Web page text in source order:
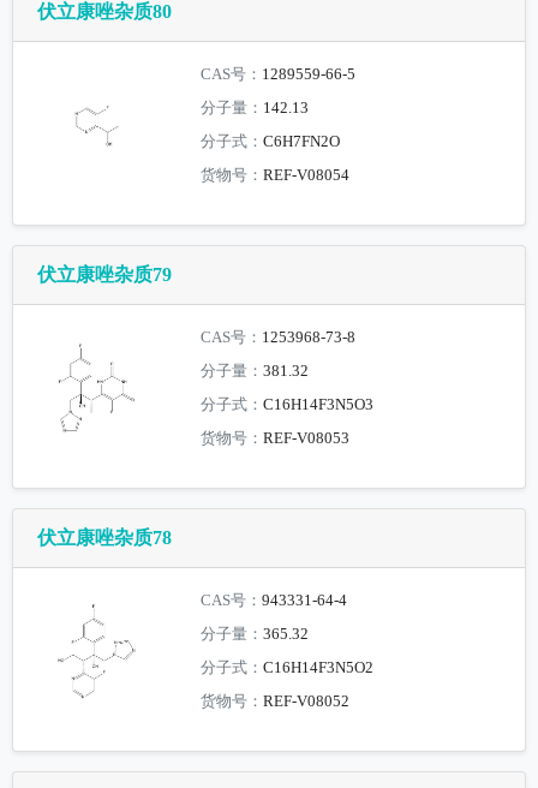
伏立康唑杂质80
CAS号： 1289559-66-5
分子量： 142.13
分子式：C6H7FN2O
货物号：REF-V08054
伏立康唑杂质79
CAS号： 1253968-73-8
分子量：381.32
分子式：C16H14F3N5O3
货物号：REF-V08053
伏立康唑杂质78
CAS号：943331-64-4
分子量：365.32
分子式：C16H14F3N5O2
货物号：REF-V08052